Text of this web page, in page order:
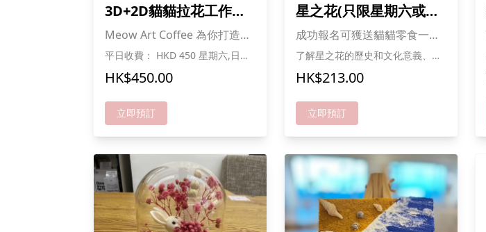
3D+2D貓貓拉花工作坊
體驗-2.5小時
Meow Art Coffee 為你打造最
療癒的咖啡拉花體驗！
平日收費： HKD 450 星期六,日及
公眾假期收費：HKD 488 *成功報
名可免費享用甜品一份 及 貓貓零
HK$450.00
立即預訂
星之花(只限星期六或
日)-2小時
成功報名可獲送貓貓零食一份,
人數愈多折扣愈多
了解星之花的歷史和文化意義、學
習編織星之花、學習帶領技巧、課
堂控制及教材製作
HK$213.00
立即預訂